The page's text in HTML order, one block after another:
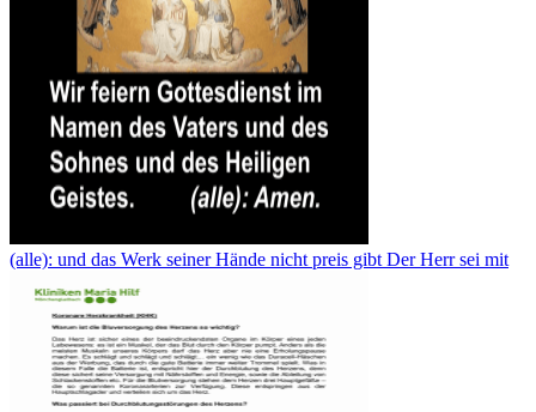
(alle): und das Werk seiner Hände nicht preis gibt Der Herr sei mit